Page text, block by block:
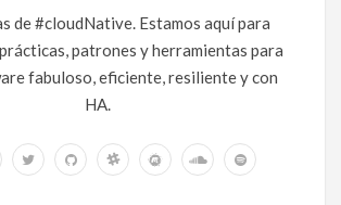
de #cloudNative. Estamos aquí para
patrones y herramientas para
fabuloso, eficiente, resiliente y con
HA.